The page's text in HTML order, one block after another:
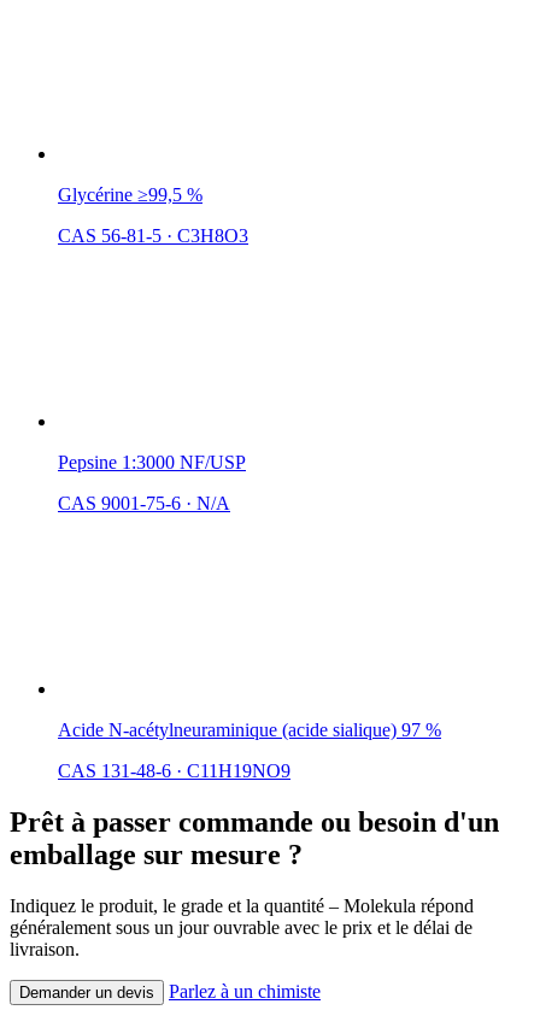
Glycérine ≥99,5 %
CAS 56-81-5 · C3H8O3
Pepsine 1:3000 NF/USP
CAS 9001-75-6 · N/A
Acide N-acétylneuraminique (acide sialique) 97 %
CAS 131-48-6 · C11H19NO9
Prêt à passer commande ou besoin d'un
emballage sur mesure ?
Indiquez le produit, le grade et la quantité – Molekula répond
généralement sous un jour ouvrable avec le prix et le délai de
livraison.
Demander un devis Parlez à un chimiste